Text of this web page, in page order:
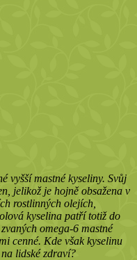
vyšší mastné kyseliny. Svůj
jelikož je hojně obsažena v
rostlinných olejích,
kyselina patří totiž do
omega-6 mastné
cenné. Kde však kyselinu
lidské zdraví?